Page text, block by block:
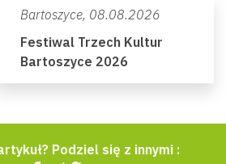
Bartoszyce, 08.08.2026
Festiwal Trzech Kultur
Bartoszyce 2026
Podziel się z innymi :